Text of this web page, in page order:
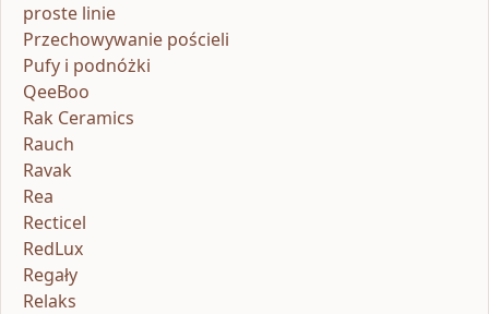
proste linie
Przechowywanie pościeli
Pufy i podnóżki
QeeBoo
Rak Ceramics
Rauch
Ravak
Rea
Recticel
RedLux
Regały
Relaks